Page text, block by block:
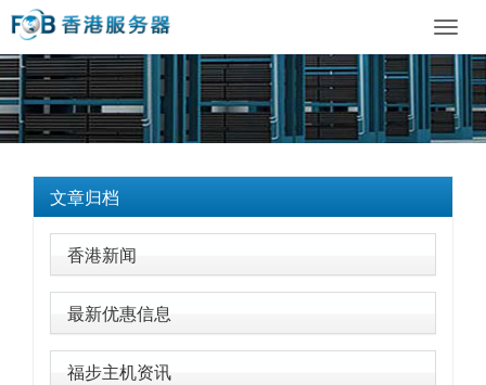
文章归档
香港新闻
最新优惠信息
福步主机资讯